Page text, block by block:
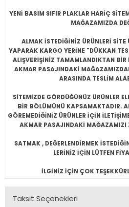
YENİ BASIM SIFIR PLAKLAR HARİÇ
MAĞAZAMIZDA
ALMAK İSTEDİĞİNİZ ÜRÜNLERİ SİTE
YAPARAK KARGO YERİNE "DÜKKAN
ALIŞVERİŞİNİZ TAMAMLANDIKTAN
AKMAR PASAJINDAKİ
ARASINDA TESLİM
SİTEMİZDE GÖRDÜĞÜNÜZ ÜRÜNLER
BİR BÖLÜMÜNÜ KAPSAMAKTADIR.
GÖREMEDİĞİNİZ ÜRÜNLER İÇİN
AKMAR PASAJINDAKİ MAĞAZAMIZI
SATMAK , DEĞERLENDİRMEK
LERİNİZ İÇİN LÜTFEN
İLGİNİZ İÇİN ÇOK
Taksit Seçenekleri